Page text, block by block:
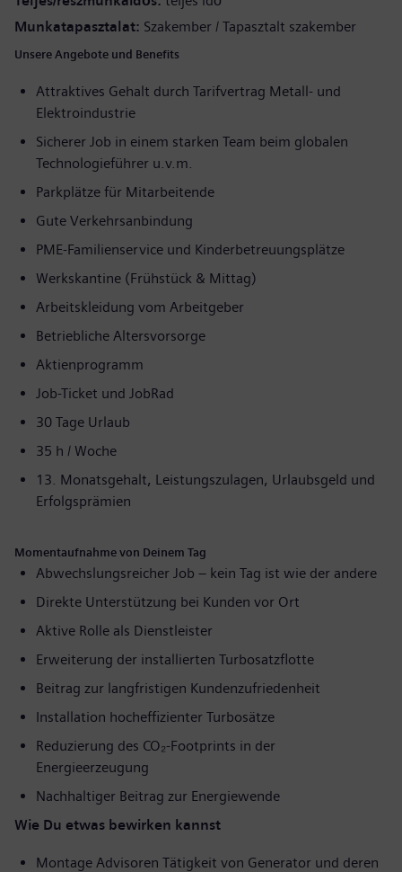
Munkatapasztalat Szakember / Tapasztalt szakember
Unsere Angebote und Benefits
Attraktives Gehalt durch Tarifvertrag Metall- und
Elektroindustrie
Sicherer Job in einem starken Team beim globalen
Technologieführer u.v.m.
Parkplätze für Mitarbeitende
Gute Verkehrsanbindung
PME-Familienservice und Kinderbetreuungsplätze
Werkskantine (Frühstück & Mittag)
Arbeitskleidung vom Arbeitgeber
Betriebliche Altersvorsorge
Aktienprogramm
Job-Ticket und JobRad
30 Tage Urlaub
35 h / Woche
13. Monatsgehalt, Leistungszulagen, Urlaubsgeld und
Erfolgsprämien
Momentaufnahme von Deinem Tag
Abwechslungsreicher Job – kein Tag ist wie der andere
Direkte Unterstützung bei Kunden vor Ort
Aktive Rolle als Dienstleister
Erweiterung der installierten Turbosatzflotte
Beitrag zur langfristigen Kundenzufriedenheit
Installation hocheffizienter Turbosätze
Reduzierung des CO₂-Footprints in der
Energieerzeugung
Nachhaltiger Beitrag zur Energiewende
Wie Du etwas bewirken kannst
Montage Advisoren Tätigkeit von Generator und deren